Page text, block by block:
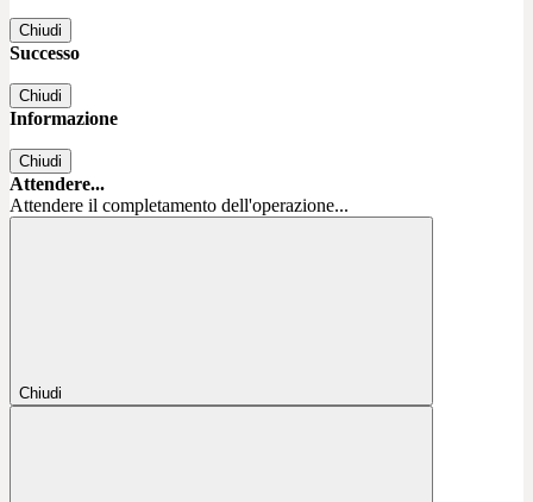
Chiudi
Successo
Chiudi
Informazione
Chiudi
Attendere...
Attendere il completamento dell'operazione...
Chiudi